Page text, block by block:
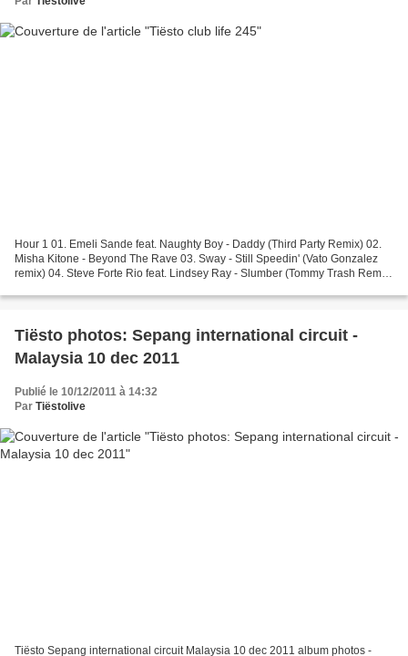
Hour 1 01. Emeli Sande feat. Naughty Boy - Daddy (Third Party Remix) 02.
Misha Kitone - Beyond The Rave 03. Sway - Still Speedin' (Vato Gonzalez
remix) 04. Steve Forte Rio feat. Lindsey Ray - Slumber (Tommy Trash Remix)
Tiësto photos: Sepang international circuit -
Malaysia 10 dec 2011
Publié le 10/12/2011 à 14:32
Par Tiëstolive
Tiësto Sepang international circuit Malaysia 10 dec 2011 album photos -